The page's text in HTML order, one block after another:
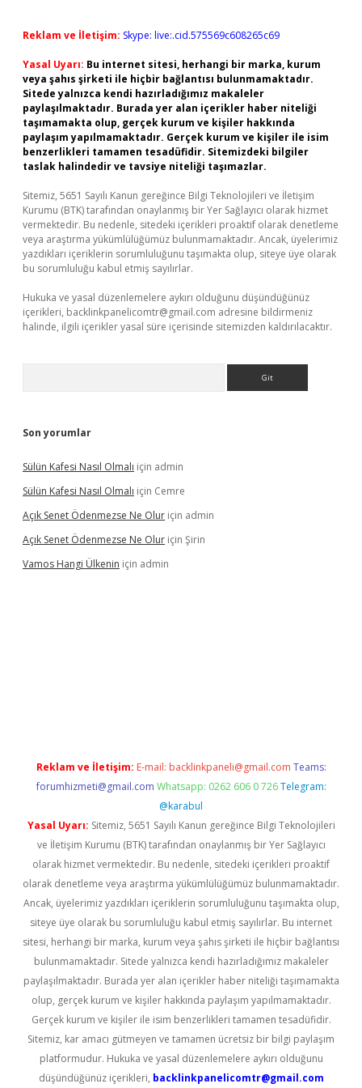
Reklam ve İletişim: Skype: live:.cid.575569c608265c69
Yasal Uyarı: Bu internet sitesi, herhangi bir marka, kurum
veya şahıs şirketi ile hiçbir bağlantısı bulunmamaktadır.
Sitede yalnızca kendi hazırladığımız makaleler
paylaşılmaktadır. Burada yer alan içerikler haber niteliği
taşımamakta olup, gerçek kurum ve kişiler hakkında
paylaşım yapılmamaktadır. Gerçek kurum ve kişiler ile isim
benzerlikleri tamamen tesadüfidir. Sitemizdeki bilgiler
taslak halindedir ve tavsiye niteliği taşımazlar.
Sitemiz, 5651 Sayılı Kanun gereğince Bilgi Teknolojileri ve İletişim
Kurumu (BTK) tarafından onaylanmış bir Yer Sağlayıcı olarak hizmet
vermektedir. Bu nedenle, sitedeki içerikleri proaktif olarak denetleme
veya araştırma yükümlülüğümüz bulunmamaktadır. Ancak, üyelerimiz
yazdıkları içeriklerin sorumluluğunu taşımakta olup, siteye üye olarak
bu sorumluluğu kabul etmiş sayılırlar.
Hukuka ve yasal düzenlemelere aykırı olduğunu düşündüğünüz
içerikleri, backlinkpanelicomtr@gmail.com adresine bildirmeniz
halinde, ilgili içerikler yasal süre içerisinde sitemizden kaldırılacaktır.
Son yorumlar
Sülün Kafesi Nasıl Olmalı için admin
Sülün Kafesi Nasıl Olmalı için Cemre
Açık Senet Ödenmezse Ne Olur için admin
Açık Senet Ödenmezse Ne Olur için Şirin
Vamos Hangi Ülkenin için admin
Reklam ve İletişim: E-mail: backlinkpaneli@gmail.com Teams:
forumhizmeti@gmail.com Whatsapp: 0262 606 0 726 Telegram:
@karabul
Yasal Uyarı: Sitemiz, 5651 Sayılı Kanun gereğince Bilgi Teknolojileri
ve İletişim Kurumu (BTK) tarafından onaylanmış bir Yer Sağlayıcı
olarak hizmet vermektedir. Bu nedenle, sitedeki içerikleri proaktif
olarak denetleme veya araştırma yükümlülüğümüz bulunmamaktadır.
Ancak, üyelerimiz yazdıkları içeriklerin sorumluluğunu taşımakta olup,
siteye üye olarak bu sorumluluğu kabul etmiş sayılırlar. Bu internet
sitesi, herhangi bir marka, kurum veya şahıs şirketi ile hiçbir bağlantısı
bulunmamaktadır. Sitede yalnızca kendi hazırladığımız makaleler
paylaşılmaktadır. Burada yer alan içerikler haber niteliği taşımamakta
olup, gerçek kurum ve kişiler hakkında paylaşım yapılmamaktadır.
Gerçek kurum ve kişiler ile isim benzerlikleri tamamen tesadüfidir.
Sitemiz, kar amacı gütmeyen ve tamamen ücretsiz bir bilgi paylaşım
platformudur. Hukuka ve yasal düzenlemelere aykırı olduğunu
düşündüğünüz içerikleri, backlinkpanelicomtr@gmail.com